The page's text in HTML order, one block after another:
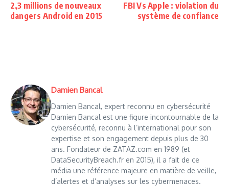
2,3 millions de nouveaux
dangers Android en 2015
FBI Vs Apple : violation du
système de confiance
Damien Bancal
Damien Bancal, expert reconnu en cybersécurité
Damien Bancal est une figure incontournable de la
cybersécurité, reconnu à l’international pour son
expertise et son engagement depuis plus de 30
ans. Fondateur de ZATAZ.com en 1989 (et
DataSecurityBreach.fr en 2015), il a fait de ce
média une référence majeure en matière de veille,
d’alertes et d’analyses sur les cybermenaces.